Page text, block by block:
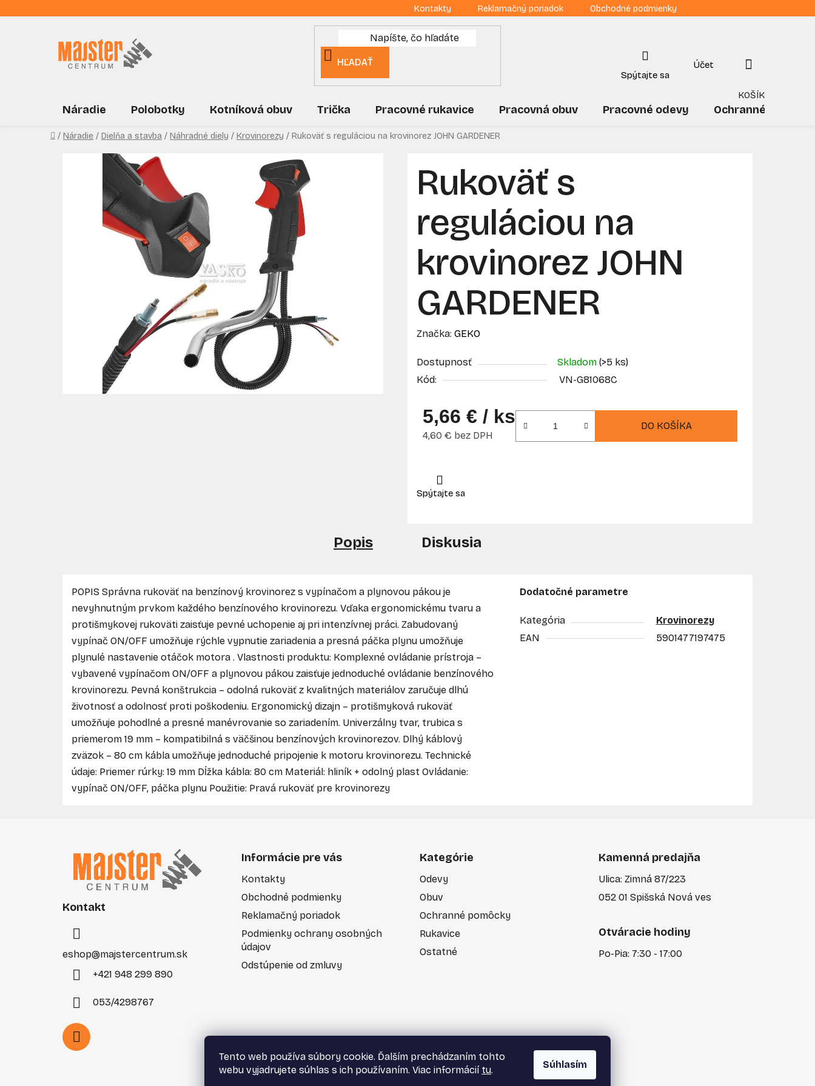
Tento web používa súbory cookie. Ďalším prechádzaním tohto
webu vyjadrujete súhlas s ich používaním. Viac informácií tu. Súhlasím
na
Kontakty Reklamačný poriadok Obchodné podmienky
HĽADAŤ
NÁKUPNÝ
KOŠÍK
Náradie Polobotky Kotníková obuv Trička Pracovné rukavice Pracovná obuv Pracovné odevy Ochranné
Domov
/ Náradie / Dielňa a stavba / Náhradné diely / Krovinorezy / Rukoväť s reguláciou na krovinorez JOHN GARDENER
Rukoväť s
reguláciou na
krovinorez JOHN
GARDENER
Značka: GEKO
Dostupnosť Skladom (>5 ks)
Kód:
VN-G81068C
5,66 € / ks
4,60 € bez DPH
DO KOŠÍKA
Popis Diskusia
POPIS Správna rukoväť na benzínový krovinorez s vypínačom a plynovou pákou je
nevyhnutným prvkom každého benzínového krovinorezu. Vďaka ergonomickému tvaru a
protišmykovej rukoväti zaisťuje pevné uchopenie aj pri intenzívnej práci. Zabudovaný
vypínač ON/OFF umožňuje rýchle vypnutie zariadenia a presná páčka plynu umožňuje
plynulé nastavenie otáčok motora . Vlastnosti produktu: Komplexné ovládanie prístroja –
vybavené vypínačom ON/OFF a plynovou pákou zaisťuje jednoduché ovládanie benzínového
krovinorezu. Pevná konštrukcia – odolná rukoväť z kvalitných materiálov zaručuje dlhú
životnosť a odolnosť proti poškodeniu. Ergonomický dizajn – protišmyková rukoväť
umožňuje pohodlné a presné manévrovanie so zariadením. Univerzálny tvar, trubica s
priemerom 19 mm – kompatibilná s väčšinou benzínových krovinorezov. Dlhý káblový
zväzok – 80 cm kábla umožňuje jednoduché pripojenie k motoru krovinorezu. Technické
údaje: Priemer rúrky: 19 mm Dĺžka kábla: 80 cm Materiál: hliník + odolný plast Ovládanie:
vypínač ON/OFF, páčka plynu Použitie: Pravá rukoväť pre krovinorezy
Dodatočné parametre
Kategória
Krovinorezy
EAN
5901477197475
Kontakt
eshop@majstercentrum.sk
+421 948 299 890
053/4298767
Informácie pre vás
Kontakty
Obchodné podmienky
Reklamačný poriadok
Podmienky ochrany osobných
údajov
Odstúpenie od zmluvy
Kategórie
Odevy
Obuv
Ochranné pomôcky
Rukavice
Ostatné
Kamenná predajňa
Ulica: Zimná 87/223
052 01 Spišská Nová ves
Otváracie hodiny
Po-Pia: 7:30 - 17:00